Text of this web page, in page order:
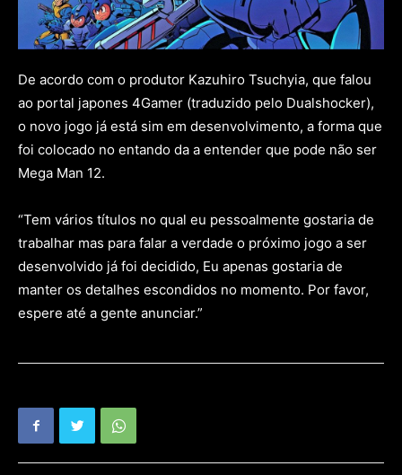
De acordo com o produtor Kazuhiro Tsuchyia, que falou
ao portal japones 4Gamer (traduzido pelo Dualshocker),
o novo jogo já está sim em desenvolvimento, a forma que
foi colocado no entando da a entender que pode não ser
Mega Man 12.
“Tem vários títulos no qual eu pessoalmente gostaria de
trabalhar mas para falar a verdade o próximo jogo a ser
desenvolvido já foi decidido, Eu apenas gostaria de
manter os detalhes escondidos no momento. Por favor,
espere até a gente anunciar.”